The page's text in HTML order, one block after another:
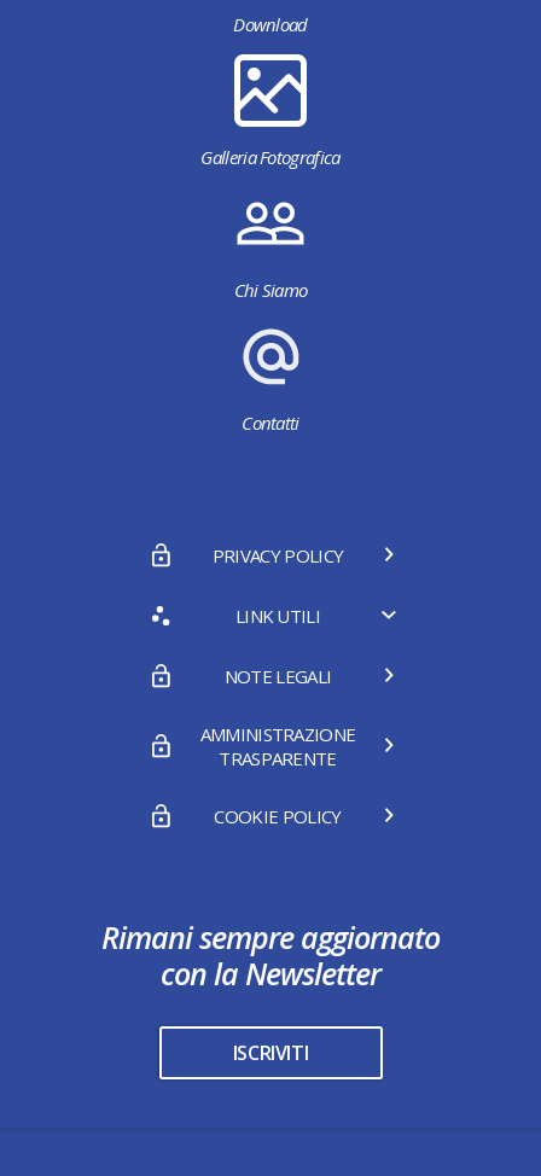
Download
Galleria Fotografica
Chi Siamo
Contatti
PRIVACY POLICY
LINK UTILI
NOTE LEGALI
AMMINISTRAZIONE
TRASPARENTE
COOKIE POLICY
Rimani sempre aggiornato
con la Newsletter
ISCRIVITI